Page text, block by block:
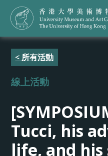
< 所有活動
線上活動
Tucci, his
life, and